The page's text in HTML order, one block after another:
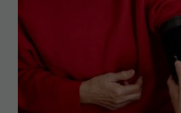
Ce înseamnă
mers la medic